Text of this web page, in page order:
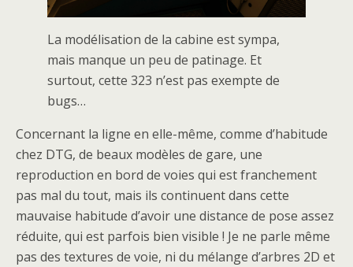
La modélisation de la cabine est sympa,
mais manque un peu de patinage. Et
surtout, cette 323 n’est pas exempte de
bugs…
Concernant la ligne en elle-même, comme d’habitude
chez DTG, de beaux modèles de gare, une
reproduction en bord de voies qui est franchement
pas mal du tout, mais ils continuent dans cette
mauvaise habitude d’avoir une distance de pose assez
réduite, qui est parfois bien visible ! Je ne parle même
pas des textures de voie, ni du mélange d’arbres 2D et